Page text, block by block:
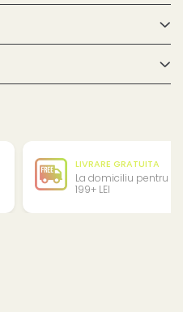
LIVRARE GRATUITA
La domiciliu pentru
199+ LEI